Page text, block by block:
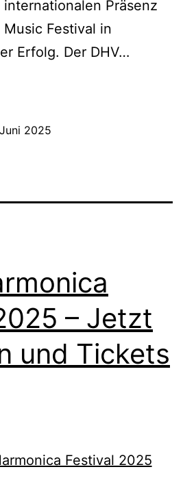
Präsenz
Music Festival in
Erfolg. Der DHV…
2025
– Jetzt
und Tickets